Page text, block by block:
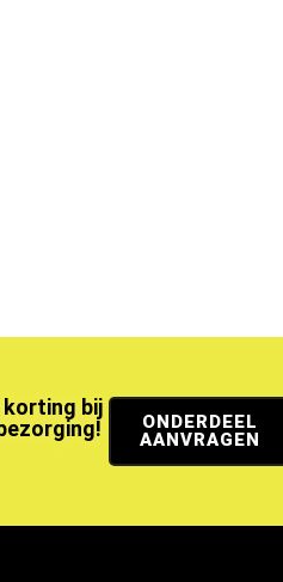
korting bij
ONDERDEEL
AANVRAGEN